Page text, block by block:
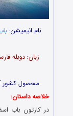
نام انیمیشن:
محصول کشور
خلاصه داستان:
در کارتون باب